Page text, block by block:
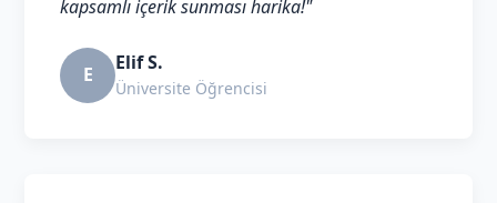
kapsamlı içerik sunması harika!"
E Elif S.
Üniversite Öğrencisi